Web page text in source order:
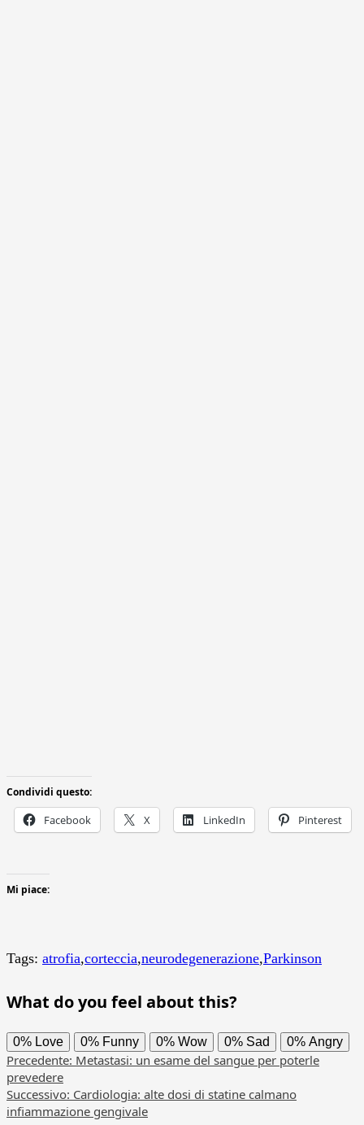
Condividi questo:
Facebook X LinkedIn Pinterest
Mi piace:
Tags: atrofia,corteccia,neurodegenerazione,Parkinson
What do you feel about this?
0% Love 0% Funny 0% Wow 0% Sad 0% Angry
Navigazione
articolo
Precedente: Metastasi: un esame del sangue per poterle
prevedere
Successivo: Cardiologia: alte dosi di statine calmano
infiammazione gengivale